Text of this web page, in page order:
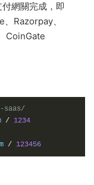
網關完成，即
Razorpay、
CoinGate
saas/
/
1234
/ 123456